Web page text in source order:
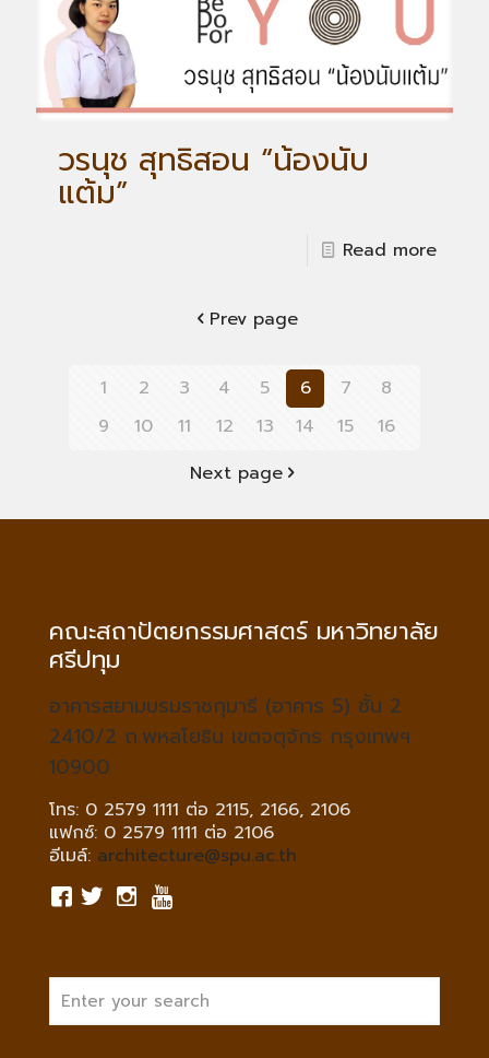
วรนุช สุทธิสอน “น้องนับ
แต้ม”
Read more
Prev page
1 2 3 4 5 6 7
8
9
10 11 12 13 14 15
16
Next page
คณะสถาปัตยกรรมศาสตร์ มหาวิทยาลัย
ศรีปทุม
อาคารสยามบรมราชกุมารี (อาคาร 5) ชั้น 2
2410/2 ถ.พหลโยธิน เขตจตุจักร กรุงเทพฯ
10900
โทร: 0 2579 1111 ต่อ 2115, 2166, 2106
แฟกซ์: 0 2579 1111 ต่อ 2106
อีเมล์: architecture@spu.ac.th